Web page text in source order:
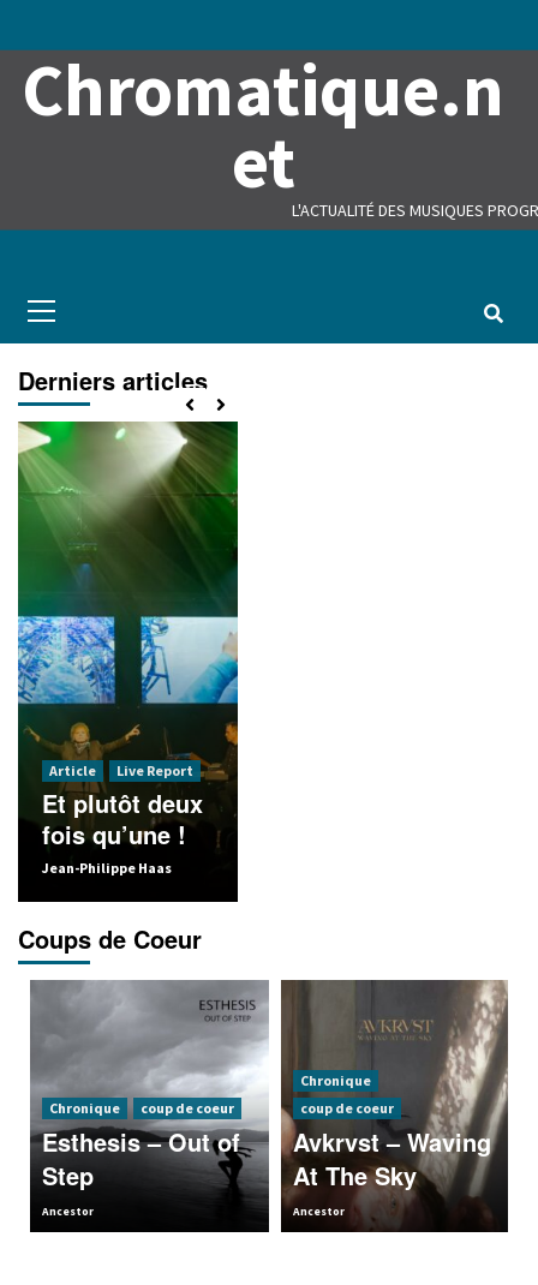
Chromatique.n
et
L'ACTUALITÉ DES MUSIQUES
Menu
Derniers articles
Article Live Report
Et plutôt deux
fois qu’une !
Jean-Philippe Haas
Coups de Coeur
Chronique coup de coeur
Esthesis – Out of
Step
Ancestor
Chronique
coup de coeur
Avkrvst – Waving
At The Sky
Ancestor